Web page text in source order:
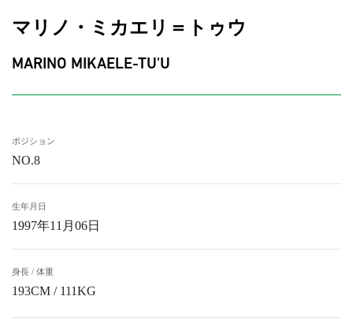
マリノ・ミカエリ＝トゥウ
MARINO MIKAELE-TU'U
ポジション
NO.8
生年月日
1997年11月06日
身長 / 体重
193CM / 111KG